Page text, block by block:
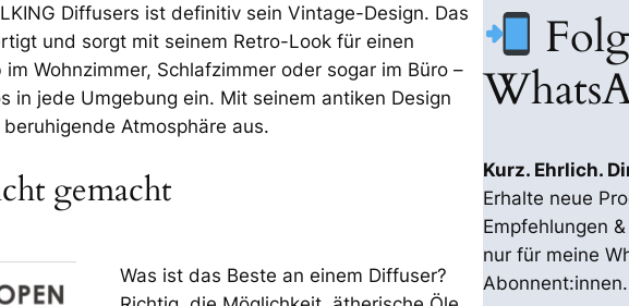
Diffusers ist definitiv sein Vintage-Design. Das
und sorgt mit seinem Retro-Look für einen
Wohnzimmer, Schlafzimmer oder sogar im Büro –
in jede Umgebung ein. Mit seinem antiken Design
Atmosphäre aus.
gemacht
Was ist das Beste an einem Diffuser?
Kurz. Ehrlich.
Erhalte neue
Empfehlungen
nur für meine
Abonnent:innen.